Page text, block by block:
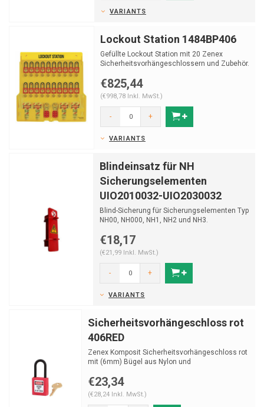
VARIANTS
Lockout Station 1484BP406
Gefüllte Lockout Station mit 20 Zenex
Sicherheitsvorhängeschlossern und Zubehör.
€825,44
(€998,78 Inkl. MwSt.)
- +
VARIANTS
Blindeinsatz für NH
Sicherungselementen
UIO2010032-UIO2030032
Blind-Sicherung für Sicherungselementen Typ
NH00, NH000, NH1, NH2 und NH3.
€18,17
(€21,99 Inkl. MwSt.)
- +
VARIANTS
Sicherheitsvorhängeschloss rot
406RED
Zenex Komposit Sicherheitsvorhängeschloss rot
mit (6mm) Bügel aus Nylon und
€23,34
(€28,24 Inkl. MwSt.)